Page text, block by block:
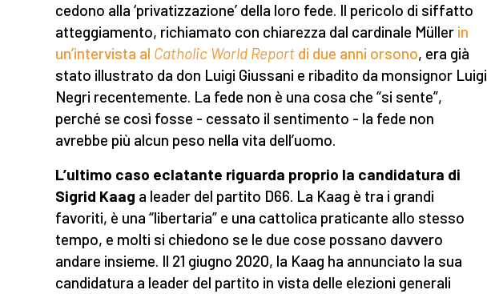
cedono alla ‘privatizzazione’ della loro fede. Il pericolo di siffatto
atteggiamento, richiamato con chiarezza dal cardinale Müller in
un’intervista al Catholic World Report di due anni orsono, era già
stato illustrato da don Luigi Giussani e ribadito da monsignor Luigi
Negri recentemente. La fede non è una cosa che “si sente”,
perché se così fosse - cessato il sentimento - la fede non
avrebbe più alcun peso nella vita dell’uomo.
L’ultimo caso eclatante riguarda proprio la candidatura di
Sigrid Kaag a leader del partito D66. La Kaag è tra i grandi
favoriti, è una “libertaria” e una cattolica praticante allo stesso
tempo, e molti si chiedono se le due cose possano davvero
andare insieme. Il 21 giugno 2020, la Kaag ha annunciato la sua
candidatura a leader del partito in vista delle elezioni generali